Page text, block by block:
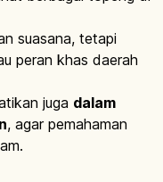
suasana, tetapi
peran khas daerah
juga dalam
, agar pemahaman